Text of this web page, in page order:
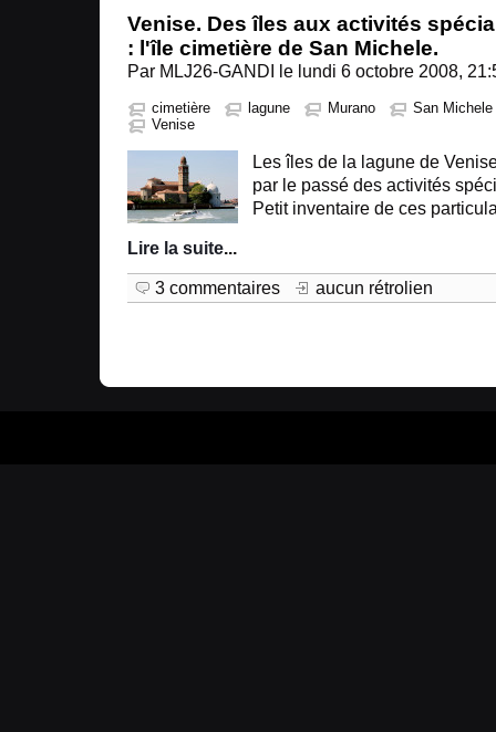
Venise. Des îles aux activités
: l'île cimetière de San Michele.
Par MLJ26-GANDI le lundi 6 octobre 2008,
cimetière lagune Murano
San Michele
Venise
Les îles de la lagune de
par le passé des activités
Petit inventaire de ces
Lire la suite...
3 commentaires
aucun rétrolien